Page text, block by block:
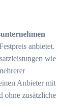
anbietet.
wie
Anbieter mit
ohne zusätzliche